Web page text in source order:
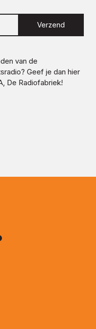
Verzend
van de
? Geef je dan hier
De Radiofabriek!